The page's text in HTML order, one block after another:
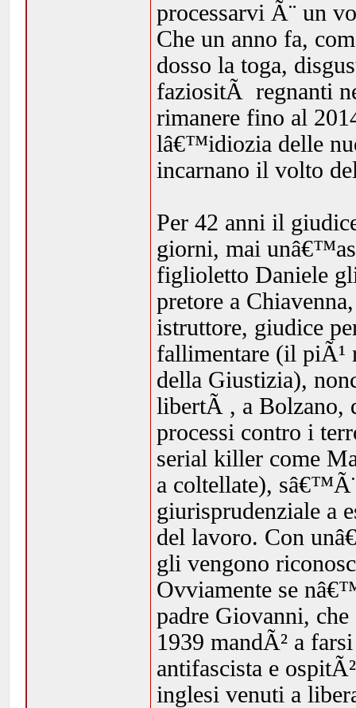
processarvi Ã¨ un
Che un anno fa,
dosso la toga,
faziositÃ regnanti
rimanere fino al
lâ€™idiozia delle
incarnano il volto
Per 42 anni il
giorni, mai
figlioletto Daniele
pretore a
istruttore, giudice
fallimentare (il
della Giustizia),
libertÃ , a Bolzano,
processi contro i
serial killer come
a coltellate),
giurisprudenziale a
del lavoro. Con
gli vengono
Ovviamente se
padre Giovanni,
1939 mandÃ² a
antifascista e
inglesi venuti a